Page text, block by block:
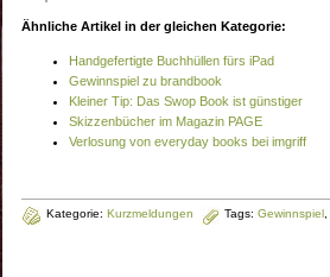
Ähnliche Artikel in der gleichen Kategorie:
Handgefertigte Buchhüllen fürs iPad
Gewinnspiel zu brandbook
Kleiner Tip: Das Swop Book ist günstiger
Skizzenbücher im Magazin PAGE
Verlosung von everyday books bei imgriff
Kategorie: Kurzmeldungen Tags: Gewinnspiel